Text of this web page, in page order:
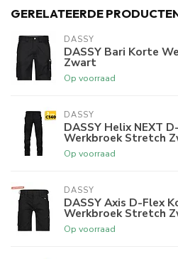
GERELATEERDE
DASSY
DASSY Bari Korte
Zwart
Op voorraad
DASSY
DASSY Helix NEXT
Werkbroek Stretch
Op voorraad
DASSY
DASSY Axis D-Flex
Werkbroek Stretch
Op voorraad